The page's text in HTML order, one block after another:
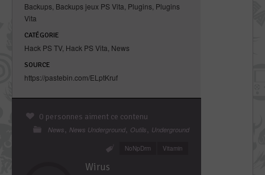
Backups Backups jeux PS Vita Plugins Plugins
Vita
CATÉGORIE
Hack PS TV, Hack PS Vita News
SOURCE
https://pastebin.com/ELptKruf
0 personnes aiment ce contenu
News News Underground Outils Underground
NoNpDrm Vitamin
Wirus